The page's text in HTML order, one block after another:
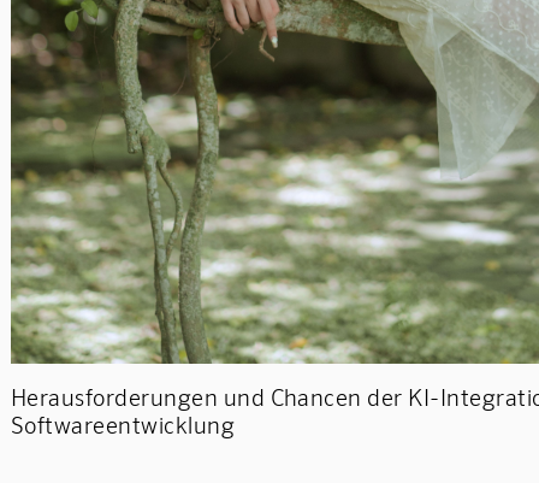
Herausforderungen und Chancen der KI-
Softwareentwicklung